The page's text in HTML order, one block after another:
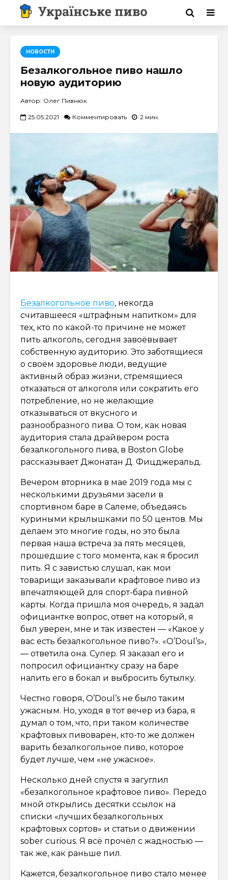
НОВОСТИ
Безалкогольное пиво нашло
новую аудиторию
Автор: Олег Пивнюк
25.05.2021 Комментировать 2 мин.
Безалкогольное пиво, некогда
считавшееся «штрафным напитком» для
тех, кто по какой-то причине не может
пить алкоголь, сегодня завоёвывает
собственную аудиторию. Это заботящиеся
о своём здоровье люди, ведущие
активный образ жизни, стремящиеся
отказаться от алкоголя или сократить его
потребление, но не желающие
отказываться от вкусного и
разнообразного пива. О том, как новая
аудитория стала драйвером роста
безалкогольного пива, в Boston Globe
рассказывает Джонатан Д. Фицджеральд.
Вечером вторника в мае 2019 года мы с
несколькими друзьями засели в
спортивном баре в Салеме, объедаясь
куриными крылышками по 50 центов. Мы
делаем это многие годы, но это была
первая наша встреча за пять месяцев,
прошедшие с того момента, как я бросил
пить. Я с завистью слушал, как мои
товарищи заказывали крафтовое пиво из
впечатляющей для спорт-бара пивной
карты. Когда пришла моя очередь, я задал
официантке вопрос, ответ на который, я
был уверен, мне и так известен — «Какое у
вас есть безалкогольное пиво?». «O’Doul’s»,
— ответила она. Супер. Я заказал его и
попросил официантку сразу на баре
налить его в бокал и выбросить бутылку.
Честно говоря, O’Doul’s не было таким
ужасным. Но, уходя в тот вечер из бара, я
думал о том, что, при таком количестве
крафтовых пивоварен, кто-то же должен
варить безалкогольное пиво, которое
будет лучше, чем «не ужасное».
Несколько дней спустя я загуглил
«безалкогольное крафтовое пиво». Передо
мной открылись десятки ссылок на
списки «лучших безалкогольных
крафтовых сортов» и статьи о движении
sober curious. Я всё прочёл с жадностью —
так же, как раньше пил.
Кажется, безалкогольное пиво стало менее